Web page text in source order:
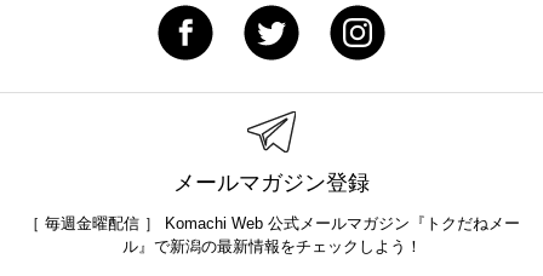
メールマガジン登録
［ 毎週金曜配信 ］ Komachi Web 公式メールマガジン『トクだねメー
ル』で新潟の最新情報をチェックしよう！